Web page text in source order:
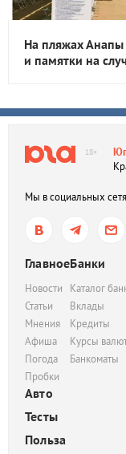
На пляжах Анапы
и памятки на
18+
Мы в социальных
Главное
Новости
Статьи
Мнения
Афиша
Погода
Пробки
Банки
Каталог
Вклады
Кредиты
Курсы
Банкоматы
Авто
Тесты
Польза